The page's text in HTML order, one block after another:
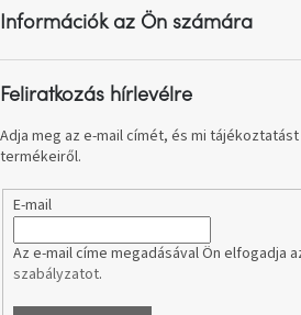
születésnap
megünneplése
A
kedvenceid
Hírek
Hoorns
é
c
Információk az Ön számára
Feliratkozás hírlevélre
Adja meg az e-mail címét, és mi
termékeiről.
E-mail
Az e-mail címe megadásával Ön elfogadja
szabályzatot.